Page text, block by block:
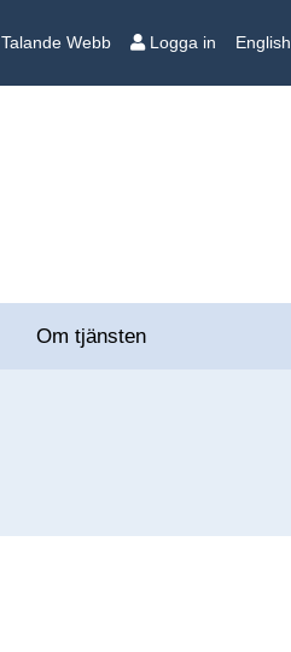
Talande Webb Logga in English
Om tjänsten